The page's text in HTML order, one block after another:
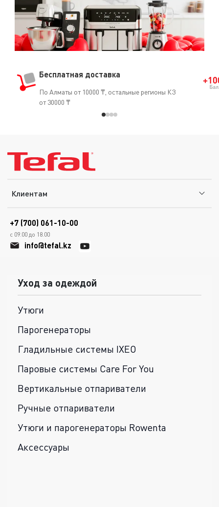
Бесплатная доставка
По Алматы от 10000 ₸, остальные регионы КЗ
от 30000 ₸
Клиентам
+7 (700) 061-10-00
с 09.00 до 18.00
info@tefal.kz
Уход за одеждой
Утюги
Парогенераторы
Гладильные системы IXEO
Паровые системы Care For You
Вертикальные отпариватели
Ручные отпариватели
Утюги и парогенераторы Rowenta
Аксессуары